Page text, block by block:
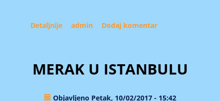
Detaljnije about Đavo
admin Dodaj komentar
MERAK U ISTANBULU
Objavljeno Petak, 10/02/2017 - 15:42